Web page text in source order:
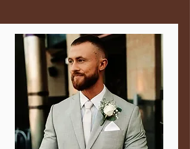
Namn, Adress, Portkod, och till sist
önskad tid och dag för leverans. Vi
kontaktar dig därefter och du kan
välja betalningssätt.
checkar ut och betalar för dina
blommor kan du välja "Upphämtning
i butik". Vi kontaktar dig och frågar
när det passar dig bäst att hämta
men du kan också kontakta oss via
sms till 0767806317 med uppgifterna
innan beställning för snabbare
hantering och speciella önskemål
eller tillägg.